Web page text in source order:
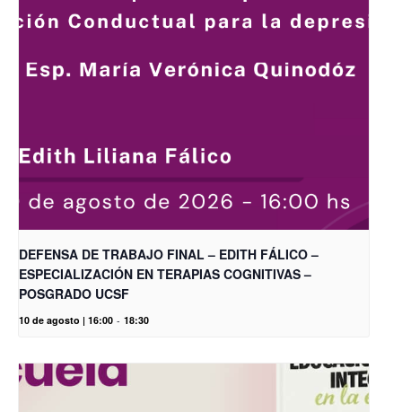
DEFENSA DE TRABAJO FINAL – EDITH FÁLICO –
ESPECIALIZACIÓN EN TERAPIAS COGNITIVAS –
POSGRADO UCSF
10 de agosto | 16:00 - 18:30